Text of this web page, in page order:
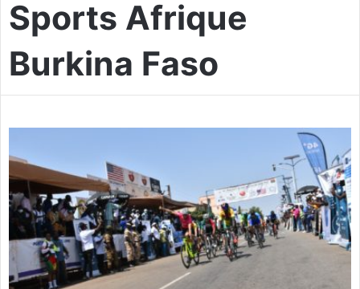
Sports Afrique
Burkina Faso